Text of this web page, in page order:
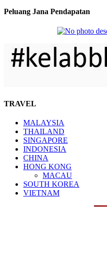
Peluang Jana Pendapatan
TRAVEL
MALAYSIA
THAILAND
SINGAPORE
INDONESIA
CHINA
HONG KONG
MACAU
SOUTH KOREA
VIETNAM